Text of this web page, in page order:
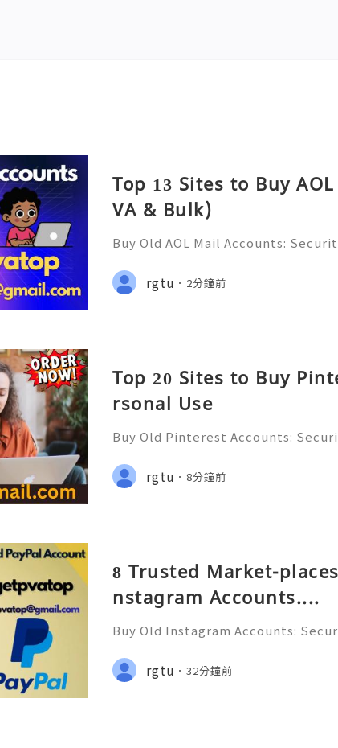
Top 13 Sites to Buy
VA & Bulk)
Buy Old AOL Mail Accounts:
2026 🚪🚀💬📞📩 We’re always
💼⏰📩🌟🌐✨ We are available on
rgtu 2分鐘前
Top 20 Sites to Buy
rsonal Use
Buy Old Pinterest Accounts:
ide 2026 🚪🚀💬📞📩 We’re
💯🔥 💼⏰📩🌟🌐✨ We are
rgtu 8分鐘前
8 Trusted Market-
nstagram Accounts....
Buy Old Instagram Accounts:
uide 2026 🚪🚀💬📞📩 We’re
😊💯🔥 💼⏰📩🌟🌐✨ We are
rgtu 32分鐘前